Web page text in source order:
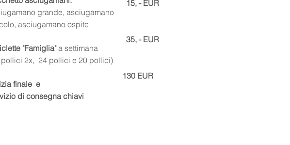
grande, asciugamano
asciugamano ospite
"Famiglia"a settimana
pollici 2x, 24 pollici e 20 pollici)
finale e
di consegna chiavi
15, - EUR
35, - EUR
130 EUR